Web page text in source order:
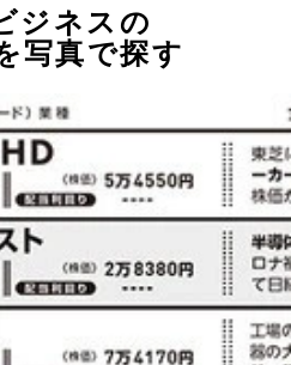
ジネスの
写真で探す